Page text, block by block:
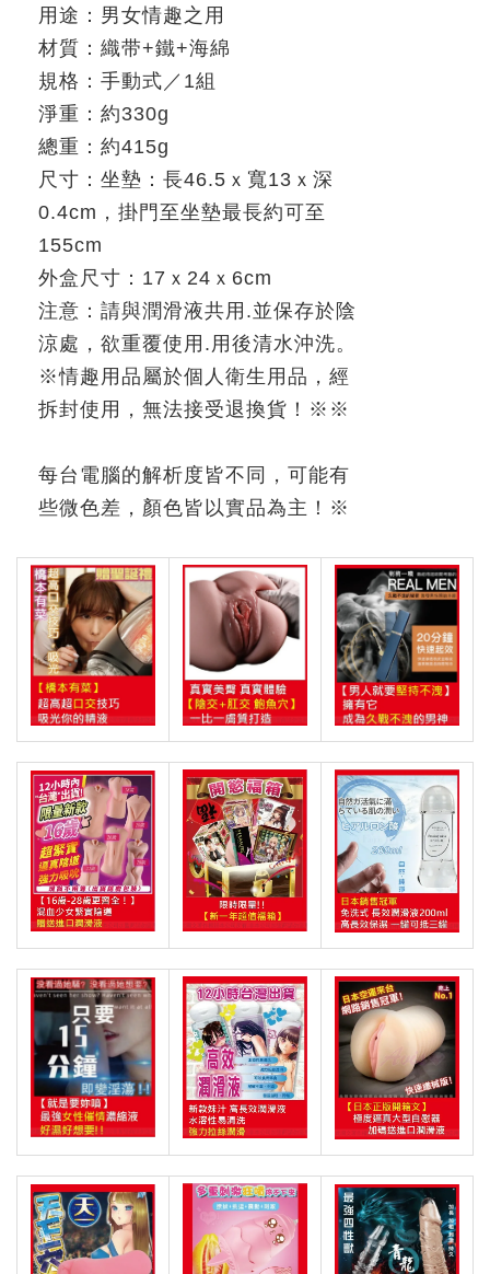
用途：男女情趣之用
材質：織带+鐵+海綿
規格：手動式／ 1組
淨重：約330g
總重：約415g
尺寸：坐墊：長46.5 ｘ寬13 ｘ深
0.4cm ，掛門至坐墊最長約可至
155cm
外盒尺寸： 17 ｘ 24 ｘ 6cm
注意：請與潤滑液共用 .並保存於陰
涼處，欲重覆使用 . 用後清水沖洗。
※情趣用品屬於個人衛生用品，經
拆封使用，無法接受退換貨！ ※※
每台電腦的解析度皆不同，可能有
些微色差，顏色皆以實品為主！ ※